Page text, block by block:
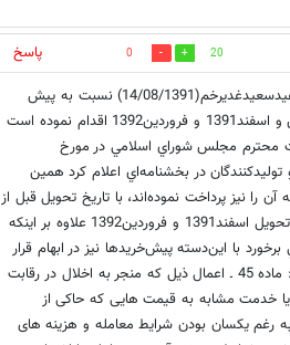
20
0
پاسخ
باسلام و احترام: همانگونه كه مستحضريد شركت ايران خودرو به مناسبت عيدسعيدغديرخم(14/08/1391) نسبت به پيش
فروش محصولات خود از جمله خودروي تندر90 E2 با تاريخ‌هاي تحويل بهمن و اسفند1391 و فروردين1392 اقدام نموده است
محترم مجلس شوراي اسلامي در مورخ
و توليدكنندگان در بخشنامه‌اي اعلام كرد همين
نيز پرداخت نموده‌اند، با تاريخ تحويل قبل از
اول اسفندماه 1391 با نرخ قبلي آبان‌ماه1391 محاسبه و مابقي با تاريخ‌هاي تحويل اسفند1391 و فروردين1392 علاوه بر اينكه
با اين‌دسته پيش‌خريدها نيز در ابهام قرار
دارند. لذا باتوجه به بندهاي ب و ج ماده 45 شوراي رقابت كه اشعار مي‌دارد: ماده 45 ـ اعمال ذیل که منجر به اخلال در رقابت
خدمت مشابه به قیمت هایی که حاکی از
یکسان بودن شرایط معامله و هزینه های